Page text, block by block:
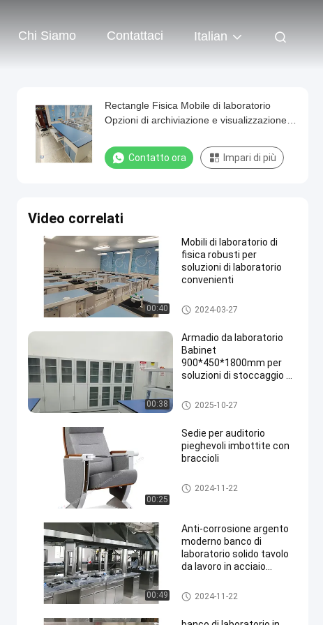
Chi Siamo Contattaci Italian
Rectangle Fisica Mobile di laboratorio
Opzioni di archiviazione e visualizzazione
Contatto ora Impari di più
Video correlati
00:40
Mobili di laboratorio di
fisica robusti per
soluzioni di laboratorio
convenienti
Physics Lab Furniture
2024-03-27
00:38
Armadio da laboratorio
Babinet
900*450*1800mm per
soluzioni di stoccaggio e
Acid Storage Cabinet
2025-10-27
00:25
Sedie per auditorio
pieghevoli imbottite con
braccioli
Sedie pieghevoli per auditoriu
m
2024-11-22
00:49
Anti-corrosione argento
moderno banco di
laboratorio solido tavolo
da lavoro in acciaio
Stainless Steel Lab Bench
2024-11-22